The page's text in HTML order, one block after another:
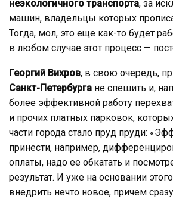
неэкологичного транспорта, за
машин, владельцы которых
Тогда, мол, это еще как-то будет
в любом случае этот процесс —
Георгий Вихров, в свою очередь,
Санкт-Петербурга не спешить и,
более эффективной работу
и прочих платных парковок,
части города стало пруд пруди:
принести, например,
оплаты, надо ее обкатать и
результат. И уже на основании
внедрить нечто новое, причем